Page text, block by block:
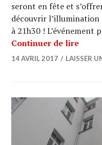
seront en fête et
découvrir
à 21h30 ! L’événement
Continuer de lire
14 AVRIL 2017 LAISSER